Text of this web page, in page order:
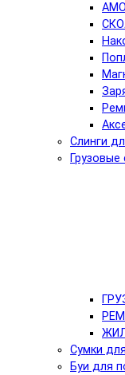
Слинги
Сумки
Буи для